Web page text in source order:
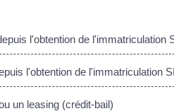
l'obtention de l'immatriculation
l'obtention de l'immatriculation
un leasing (crédit-bail)